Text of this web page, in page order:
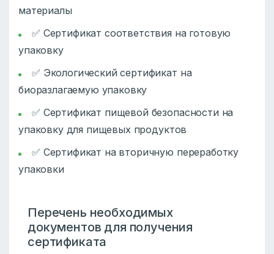
материалы
✅ Сертификат соответствия на готовую
упаковку
✅ Экологический сертификат на
биоразлагаемую упаковку
✅ Сертификат пищевой безопасности на
упаковку для пищевых продуктов
✅ Сертификат на вторичную переработку
упаковки
Перечень необходимых
документов для получения
сертификата